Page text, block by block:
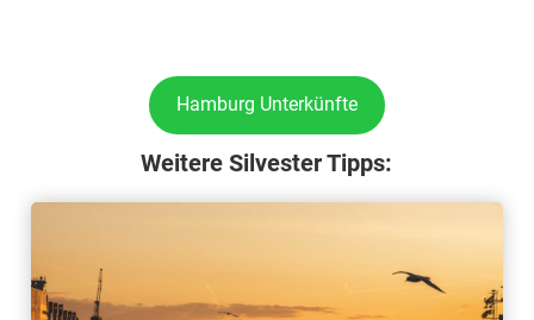
Hamburg Unterkünfte
Weitere Silvester Tipps: